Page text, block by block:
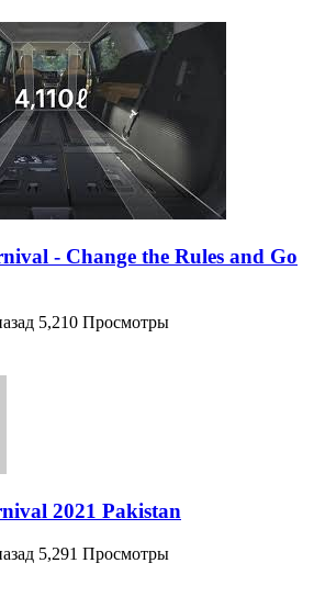
- Change the Rules and Go
5,210 Просмотры
2021 Pakistan
5,291 Просмотры